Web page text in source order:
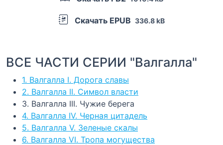
Скачать EPUB 336.8 kB
ВСЕ ЧАСТИ СЕРИИ "Валгалла"
1. Валгалла I. Дорога славы
2. Валгалла II. Символ власти
3. Валгалла III. Чужие берега
4. Валгалла IV. Черная цитадель
5. Валгалла V. Зеленые скалы
6. Валгалла VI. Тропа могущества